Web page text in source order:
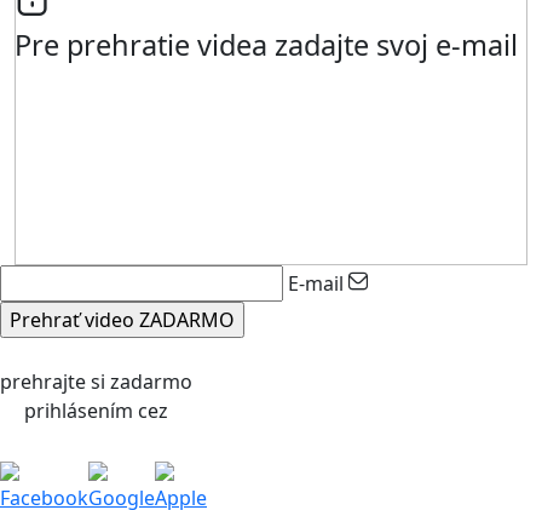
Pre prehratie videa zadajte svoj e-mail
E-mail
prehrajte si zadarmo
prihlásením cez
FacebookGoogleApple